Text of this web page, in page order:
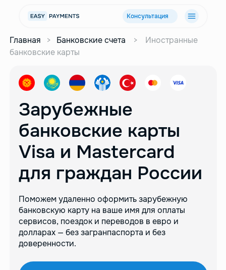
Консультация
Главная > Банковские счета >
Иностранные
банковские карты
Зарубежные
банковские карты
Visa и Mastercard
для граждан России
Поможем удаленно оформить зарубежную
банковскую карту на ваше имя для оплаты
сервисов, поездок и переводов в евро и
долларах — без загранпаспорта и без
доверенности.